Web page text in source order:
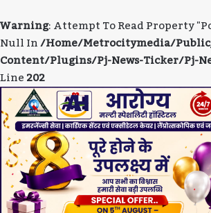
Warning: Attempt To Read Property
Null In/home/metrocitymedia/
Content/plugins/pj-News-Ticker/pj-
Line202